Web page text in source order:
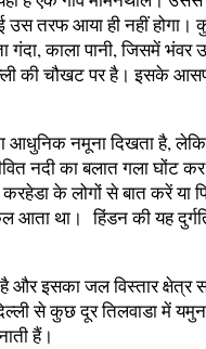
उस तरफ आया ही नहीं
काला पानी, जिसमें भंवर
की चौखट पर है। इसके
का आधुनिक नमूना दिखता है,
नदी का बलात गला घोंट
के लोगों से बात करें या
था। हिंडन की यह
और इसका जल विस्तार क्षेत्र
से कुछ दूर तिलवाडा में
हैं।